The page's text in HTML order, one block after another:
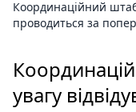
Координаційний
проводиться за
увагу